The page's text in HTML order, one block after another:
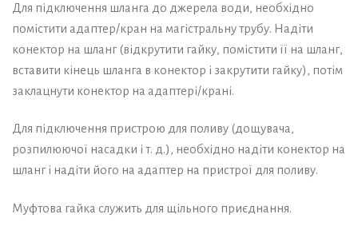
Для підключення шланга до джерела води, необхідно
помістити адаптер/кран на магістральну трубу. Надіти
конектор на шланг (відкрутити гайку, помістити її на шланг,
вставити кінець шланга в конектор і закрутити гайку), потім
заклацнути конектор на адаптері/крані.
Для підключення пристрою для поливу (дощувача,
розпилюючої насадки і т. д.), необхідно надіти конектор на
шланг і надіти його на адаптер на пристрої для поливу.
Муфтова гайка служить для щільного приєднання.